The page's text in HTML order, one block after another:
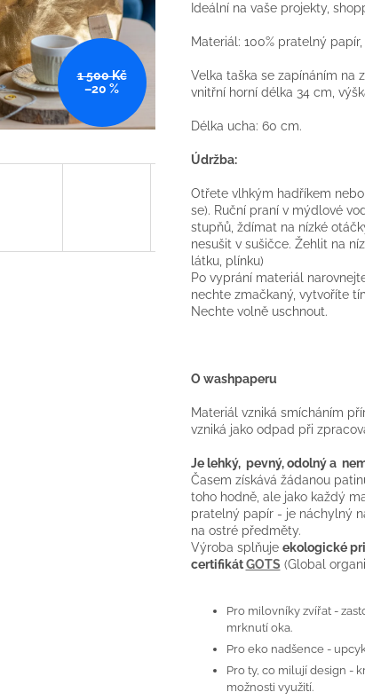
1 500 Kč
–20 %
Ideální na vaše projekty,
Materiál: 100% pratelný
Velka taška se zapínáním na
vnitřní horní délka 34 cm,
Délka ucha: 60 cm.
Údržba:
Otřete vlhkým hadříkem nebo
se). Ruční praní v mýdlové
stupňů, ždímat na nízké
nesušit v sušičce. Žehlit na
látku, plínku)
Po vyprání materiál
nechte zmačkaný, vytvoříte
Nechte volně uschnout.
O washpaperu
Materiál vzniká smícháním
vzniká jako odpad při
Je lehký, pevný, odolný a
Časem získává žádanou
toho hodně, ale jako každý
pratelný papír - je náchylný
na ostré předměty.
Výroba splňuje ekologické
certifikátGOTS (Global
Pro milovníky zvířat -
mrknutí oka.
Pro eko nadšence -
Pro ty, co milují design -
možnosti využití.